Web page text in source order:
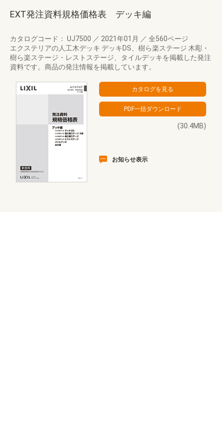
EXT発注資料規格価格表 デッキ編
カタログコード： UJ7500 ／ 2021年01月 ／ 全560ページ
エクステリアの人工木デッキ デッキDS、樹ら楽ステージ 木彫・
樹ら楽ステージ・レストステージ、タイルデッキを掲載した発注
資料です。商品の発注情報を掲載しています。
(30.4MB)
お知らせ表示